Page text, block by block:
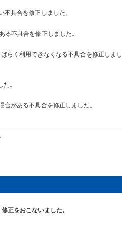
具合を修正しました。
不具合を修正しました。
らく利用できなくなる不具合を修正しまし
。
がある不具合を修正しました。
正をおこないました。